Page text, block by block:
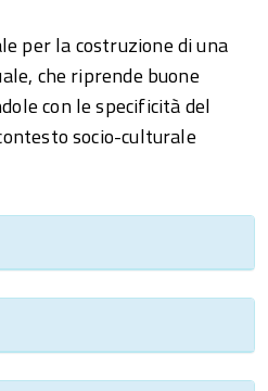
per la costruzione di una
che riprende buone
con le specificità del
socio-culturale